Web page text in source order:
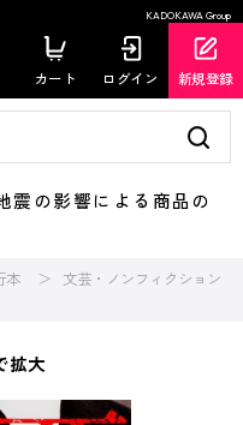
KADOKAWA Group
カート ログイン 新規登録
の影響による商品の
本
文芸・ノンフィクション
拡大